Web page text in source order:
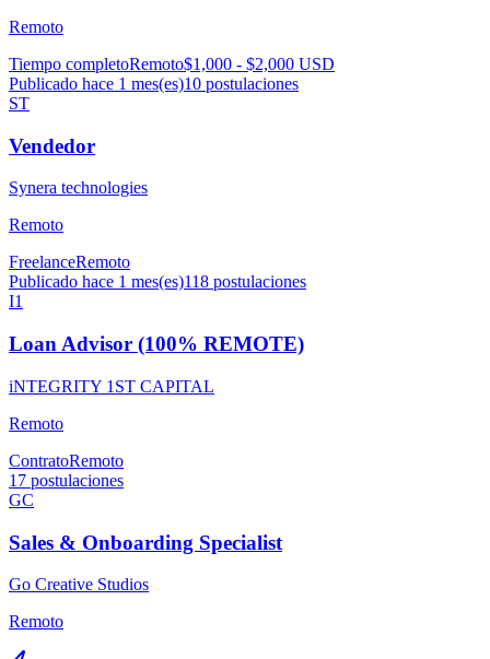
Remoto
Tiempo completoRemoto$1,000 - $2,000 USD
Publicado hace 1 mes(es)10 postulaciones
ST
Vendedor
Synera technologies
Remoto
FreelanceRemoto
Publicado hace 1 mes(es)118 postulaciones
I1
Loan Advisor (100% REMOTE)
iNTEGRITY 1ST CAPITAL
Remoto
ContratoRemoto
17 postulaciones
GC
Sales & Onboarding Specialist
Go Creative Studios
Remoto